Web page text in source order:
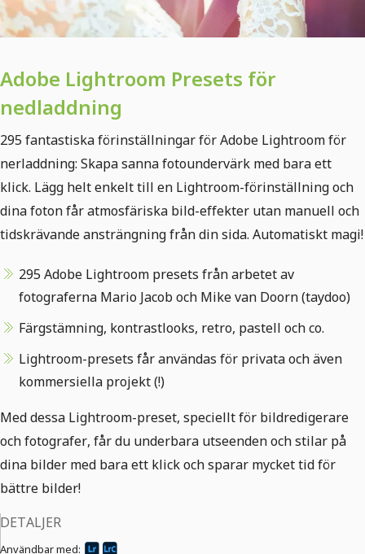
Adobe Lightroom Presets för
nedladdning
295 fantastiska förinställningar för Adobe Lightroom för
nerladdning: Skapa sanna fotoundervärk med bara ett
klick. Lägg helt enkelt till en Lightroom-förinställning och
dina foton får atmosfäriska bild-effekter utan manuell och
tidskrävande ansträngning från din sida. Automatiskt magi!
295 Adobe Lightroom presets från arbetet av
fotograferna Mario Jacob och Mike van Doorn (taydoo)
Färgstämning, kontrastlooks, retro, pastell och co.
Lightroom-presets får användas för privata och även
kommersiella projekt (!)
Med dessa Lightroom-preset, speciellt för bildredigerare
och fotografer, får du underbara utseenden och stilar på
dina bilder med bara ett klick och sparar mycket tid för
bättre bilder!
DETALJER
Användbar med: